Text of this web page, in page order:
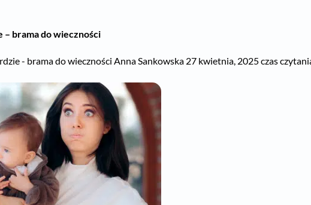
– brama do wieczności
- brama do wieczności Anna Sankowska 27 kwietnia, 2025 czas